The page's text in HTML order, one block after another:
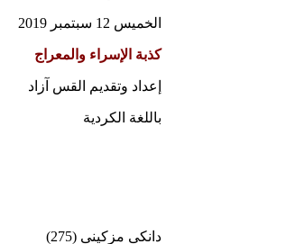
الخميس 12 سبتمبر 2019
كذبة الإسراء والمعراج
إعداد وتقديم القس آزاد
باللغة الكردية
دانكى مزكينى (275)